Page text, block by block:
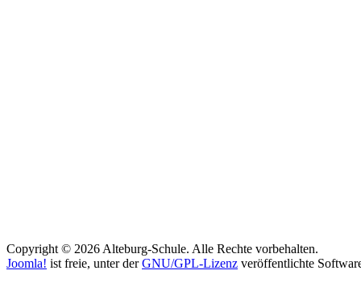
Copyright © 2026 Alteburg-Schule. Alle Rechte vorbehalten.
Joomla! ist freie, unter derGNU/GPL-Lizenz veröffentlichte